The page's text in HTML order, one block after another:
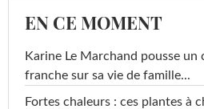
EN CE MOMENT
Karine Le Marchand pousse un
franche sur sa vie de famille...
Fortes chaleurs : ces plantes à